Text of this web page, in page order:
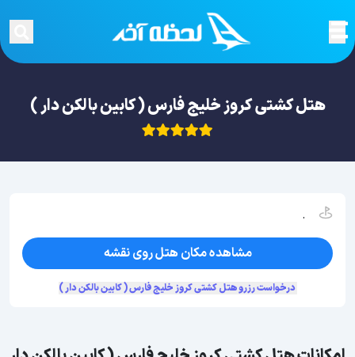
هتل کشتی کروز خلیج فارس ( کابین بالکن دار )
.
مشاهده مکان هتل روی نقشه
درخواست رزرو هتل کشتی کروز خلیج فارس ( کابین بالکن دار )